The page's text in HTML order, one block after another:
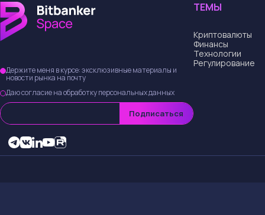
Держите меня в курсе: эксклюзивные материалы и
новости рынка на почту
Даю согласие на обработку персональных данных
Подписаться
ТЕМЫ
Криптовалюты
Финансы
Технологии
Регулирование